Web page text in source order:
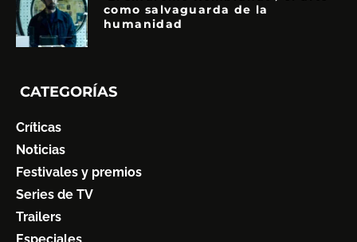
como salvaguarda de la
humanidad
CATEGORÍAS
Críticas
Noticias
Festivales y premios
Series de TV
Trailers